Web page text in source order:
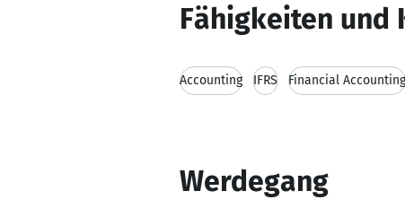
Fähigkeiten und
Accounting IFRS Financial Accounting
Werdegang